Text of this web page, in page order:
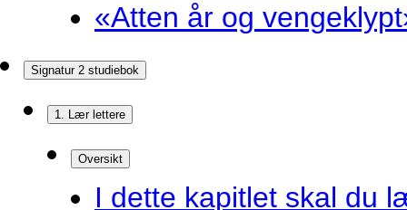
«Atten år og
Signatur 2 studiebok
1. Lær lettere
Oversikt
I dette kapitlet skal du